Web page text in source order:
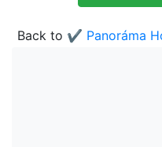
Back to ✔️ Panoráma